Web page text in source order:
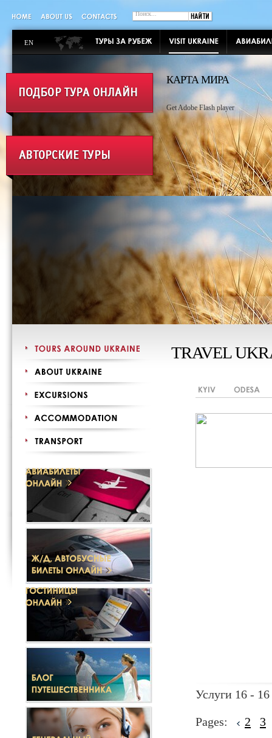
EN
КАРТА МИРА
Get Adobe Flash player
TRAVEL
Услуги 16 -
Pages: 2 3